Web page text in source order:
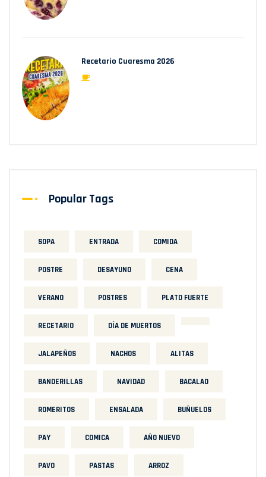
Recetario Cuaresma 2026
Popular Tags
SOPA ENTRADA COMIDA
POSTRE DESAYUNO CENA
VERANO POSTRES PLATO FUERTE
RECETARIO DÍA DE MUERTOS
JALAPEÑOS NACHOS ALITAS
BANDERILLAS NAVIDAD BACALAO
ROMERITOS ENSALADA BUÑUELOS
PAY COMICA AÑO NUEVO
PAVO PASTAS ARROZ